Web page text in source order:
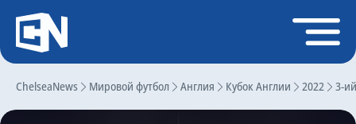
ChelseaNews Мировой футбол Англия Кубок Англии 2022 3-
Регистрация
Главная